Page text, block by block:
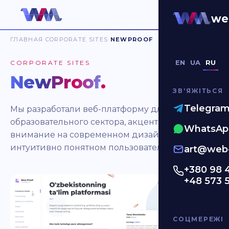
EN UA RU
ЗВʼЯЖІТЬСЯ
+380 98
+48 573
СОЦМЕРЕЖІ
ГЛАВНАЯ CORPORATE SITES NEWPROOF
CORPORATE SITES
NewProof.
Мы разработали веб-платформу для
образовательного сектора, акцентируя
внимание на современном дизайне и
интуитивно понятном пользовательском опыте.